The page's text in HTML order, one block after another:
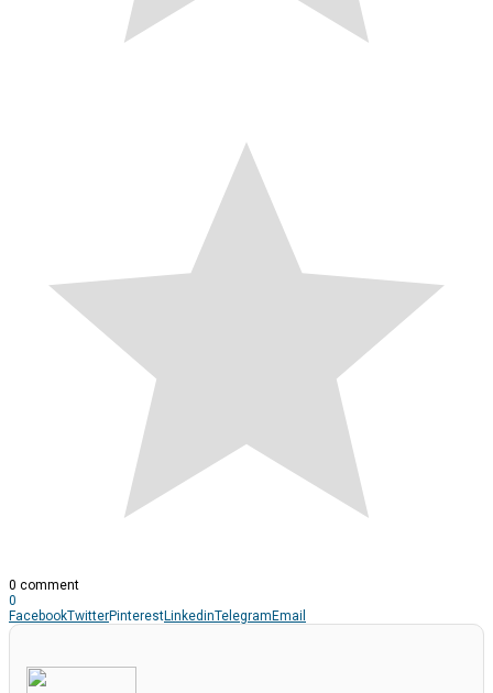
0 comment
0
FacebookTwitterPinterestLinkedinTelegramEmail